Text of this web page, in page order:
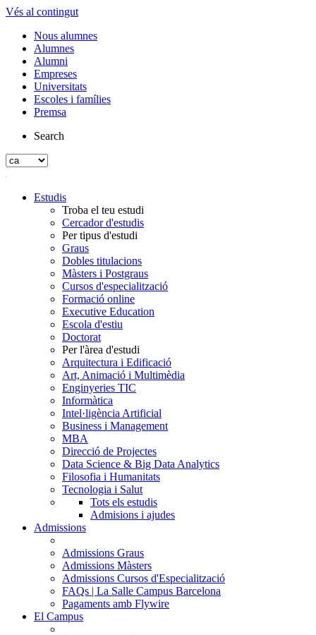
Vés al contingut
Nous alumnes
Alumnes
Alumni
Empreses
Universitats
Escoles i famílies
Premsa
Search
Estudis
Troba el teu estudi
Cercador d'estudis
Per tipus d'estudi
Graus
Dobles titulacions
Màsters i Postgraus
Cursos d'especialització
Formació online
Executive Education
Escola d'estiu
Doctorat
Per l'àrea d'estudi
Arquitectura i Edificació
Art, Animació i Multimèdia
Enginyeries TIC
Informàtica
Intel·ligència Artificial
Business i Management
MBA
Direcció de Projectes
Data Science & Big Data Analytics
Filosofia i Humanitats
Tecnologia i Salut
Tots els estudis
Admisions i ajudes
Admissions
Admissions Graus
Admissions Màsters
Admissions Cursos d'Especialització
FAQs | La Salle Campus Barcelona
Pagaments amb Flywire
El Campus